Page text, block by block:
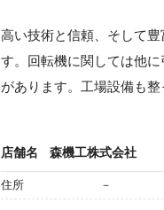
高い技術と信頼、そして
す。回転機に関しては他
があります。工場設備も
店舗名 森機工株式会社
住所 －